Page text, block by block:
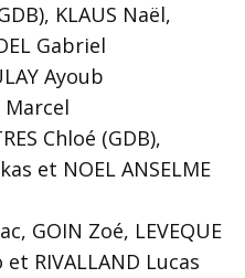
KLAUS Naël,
Gabriel
Ayoub
Marcel
Chloé (GDB),
et NOEL ANSELME
GOIN Zoé, LEVEQUE
RIVALLAND Lucas